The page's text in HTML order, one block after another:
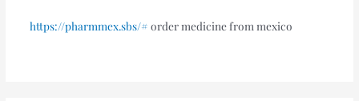
https://pharmmex.sbs/# order medicine from mexico